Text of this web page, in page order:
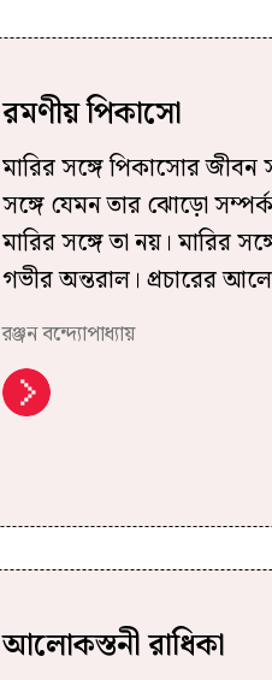
রমণীয় পিকাসো
মারির সঙ্গে পিকাসোর জীবন
সঙ্গে যেমন তার ঝোড়ো
মারির সঙ্গে তা নয়। মারির
গভীর অন্তরাল। প্রচারের
রঞ্জন বন্দ্যোপাধ্যায়
আলোকস্তনী রাধিকা